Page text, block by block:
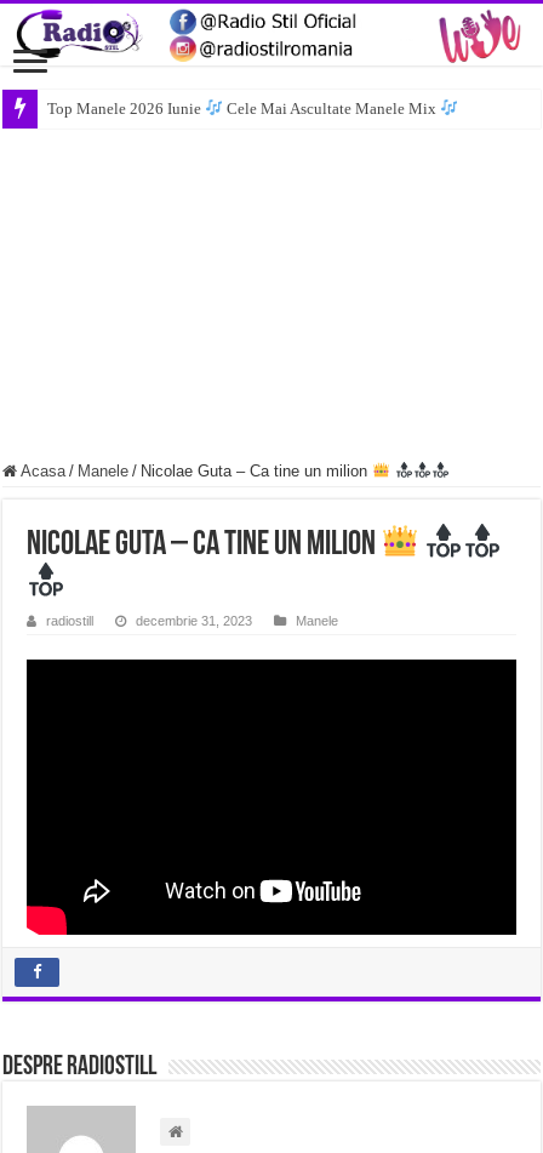
Top Manele 2026 Iunie Cele Mai Ascultate Manele Mix
Acasa / Manele / Nicolae Guta – Ca tine un milion
Nicolae Guta – Ca tine un milion
radiostill decembrie 31, 2023 Manele
Despre radiostill